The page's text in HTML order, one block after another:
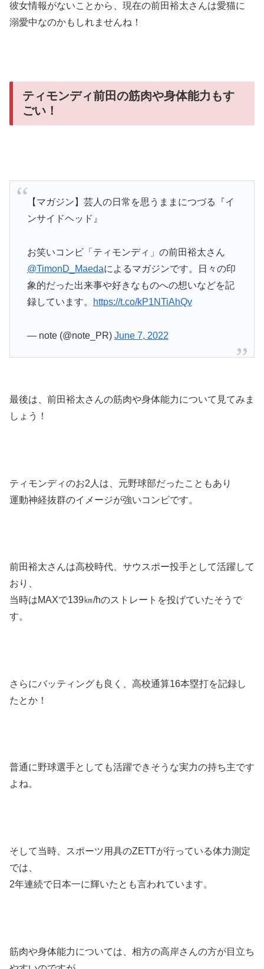
彼女情報がないことから、現在の前田裕太さんは愛猫に
溺愛中なのかもしれませんね！
ティモンディ前田の筋肉や身体能力もす
ごい！
【マガジン】芸人の日常を思うままにつづる『イ
ンサイドヘッド』
お笑いコンビ「ティモンディ」の前田裕太さん
@TimonD_Maedaによるマガジンです。日々の印
象的だった出来事や好きなものへの想いなどを記
録しています。
https://t.co/kP1NTiAhQv
— note (@note_PR) June 7, 2022
最後は、前田裕太さんの筋肉や身体能力について見てみま
しょう！
ティモンディのお2人は、元野球部だったこともあり
運動神経抜群のイメージが強いコンビです。
前田裕太さんは高校時代、サウスポー投手として活躍して
おり、
当時はMAXで139㎞/hのストレートを投げていたそうで
す。
さらにバッティングも良く、高校通算16本塁打を記録し
たとか！
普通に野球選手としても活躍できそうな実力の持ち主です
よね。
そして当時、スポーツ用具のZETTが行っている体力測定
では、
2年連続で日本一に輝いたとも言われています。
筋肉や身体能力については、相方の高岸さんの方が目立ち